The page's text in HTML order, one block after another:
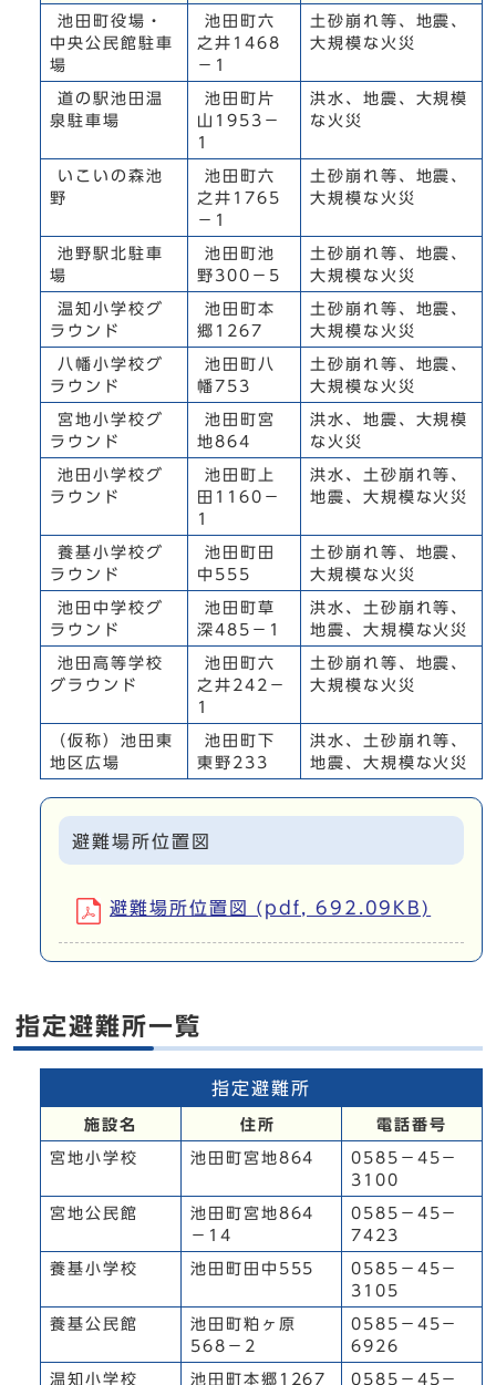
池田町役場・
中央公民館駐車
場
池田町六
之井1468
－1
土砂崩れ等、地震、
大規模な火災
道の駅池田温
泉駐車場
池田町片
山1953－
1
洪水、地震、大規模
な火災
いこいの森池
野
池田町六
之井1765
－1
土砂崩れ等、地震、
大規模な火災
池野駅北駐車
場
池田町池
野300－5
土砂崩れ等、地震、
大規模な火災
温知小学校グ
ラウンド
池田町本
郷1267
土砂崩れ等、地震、
大規模な火災
八幡小学校グ
ラウンド
池田町八
幡753
土砂崩れ等、地震、
大規模な火災
宮地小学校グ
ラウンド
池田町宮
地864
洪水、地震、大規模
な火災
池田小学校グ
ラウンド
池田町上
田1160－
1
洪水、土砂崩れ等、
地震、大規模な火災
養基小学校グ
ラウンド
池田町田
中555
土砂崩れ等、地震、
大規模な火災
池田中学校グ
ラウンド
池田町草
深485－1
洪水、土砂崩れ等、
地震、大規模な火災
池田高等学校
グラウンド
池田町六
之井242－
1
土砂崩れ等、地震、
大規模な火災
（仮称）池田東
地区広場
池田町下
東野233
洪水、土砂崩れ等、
地震、大規模な火災
避難場所位置図
避難場所位置図 (pdf, 692.09KB)
指定避難所一覧
指定避難所
施設名 住所 電話番号
宮地小学校 池田町宮地864
0585－45－
3100
宮地公民館
池田町宮地864
－14
0585－45－
7423
養基小学校 池田町田中555
0585－45－
3105
養基公民館
池田町粕ヶ原
568－2
0585－45－
6926
温知小学校 池田町本郷1267 0585－45－